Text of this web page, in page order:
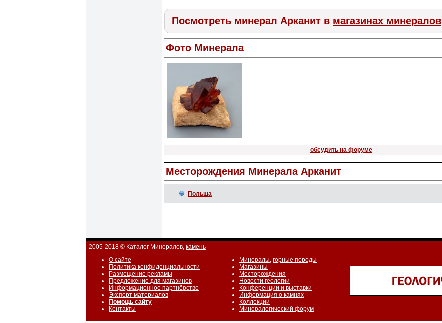
Посмотреть минерал Арканит в магазинах минералов
Фото Минерала
обсудить на форуме
Месторождения Минерала Арканит
Польша
2005-2018 © Каталог Минералов, камень
О сайте
Политика конфиденциальности
Размещение рекламы
Предложение для магазинов
Информационное партнёрство
Экспорт материалов
Помощь сайту
Контакты
Минералы, горные породы
Магазины
Месторождения
Новости геологии
Конференции и выставки
Информация о камнях
Коллекции
Минералогический форум